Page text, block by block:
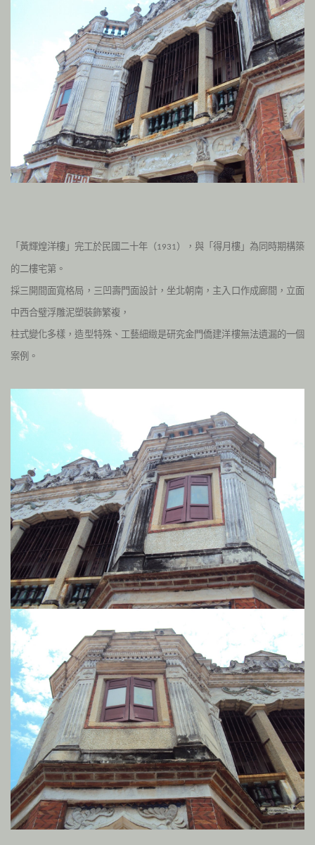
「黃輝煌洋樓」完工於民國二十年（1931），與「得月樓」為同時期構築
的二樓宅第。
採三開間面寬格局，三凹壽門面設計，坐北朝南，主入口作成廊間，立面
中西合璧浮雕泥塑裝飾繁複，
柱式變化多樣，造型特殊、工藝細緻是研究金門僑建洋樓無法遺漏的一個
案例。